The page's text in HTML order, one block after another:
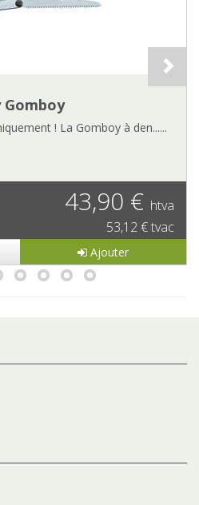
Gomboy
! La Gomboy à den......
43,90 € htva
53,12 € tvac
Ajouter